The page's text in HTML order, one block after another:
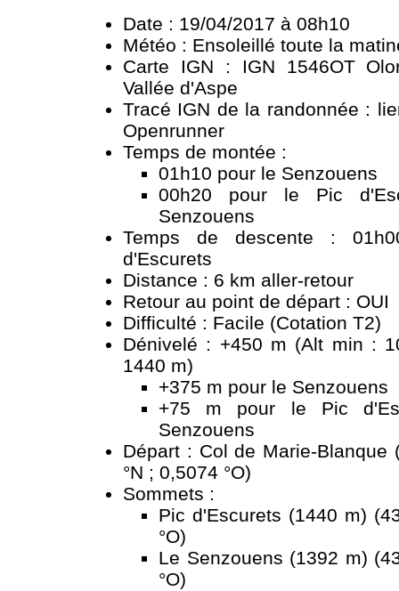
Date : 19/04/2017 à 08h10
Météo : Ensoleillé toute la
Carte IGN : IGN 1546OT
Vallée d'Aspe
Tracé IGN de la randonnée :
Openrunner
Temps de montée :
01h10 pour le Senzouens
00h20 pour le Pic
Senzouens
Temps de descente :
d'Escurets
Distance : 6 km aller-retour
Retour au point de départ : OUI
Difficulté : Facile (Cotation T2)
Dénivelé : +450 m (Alt min :
1440 m)
+375 m pour le Senzouens
+75 m pour le Pic
Senzouens
Départ : Col de Marie-Blanque
°N ; 0,5074 °O)
Sommets :
Pic d'Escurets (1440 m)
°O)
Le Senzouens (1392 m)
°O)